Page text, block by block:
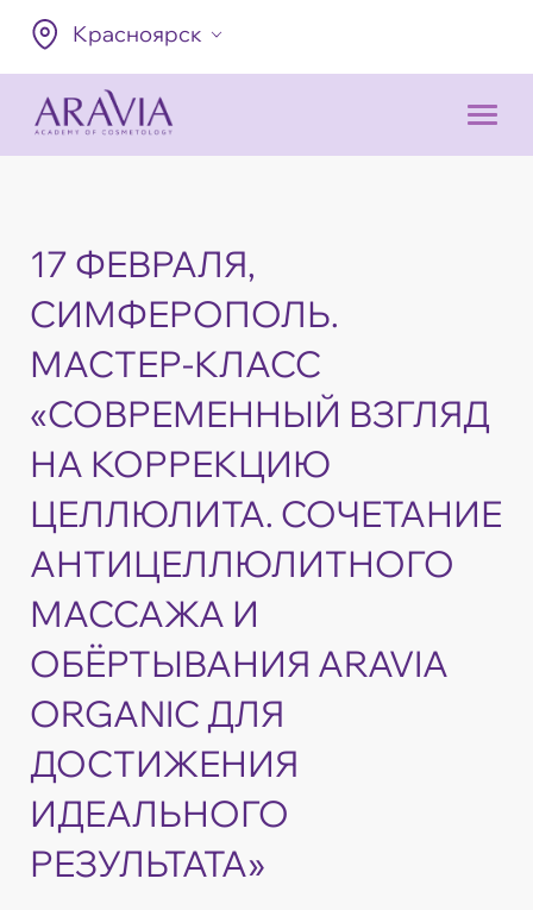
Красноярск
17 ФЕВРАЛЯ,
СИМФЕРОПОЛЬ.
МАСТЕР-КЛАСС
«СОВРЕМЕННЫЙ ВЗГЛЯД
НА КОРРЕКЦИЮ
ЦЕЛЛЮЛИТА. СОЧЕТАНИЕ
АНТИЦЕЛЛЮЛИТНОГО
МАССАЖА И
ОБЁРТЫВАНИЯ ARAVIA
ORGANIC ДЛЯ
ДОСТИЖЕНИЯ
ИДЕАЛЬНОГО
РЕЗУЛЬТАТА»